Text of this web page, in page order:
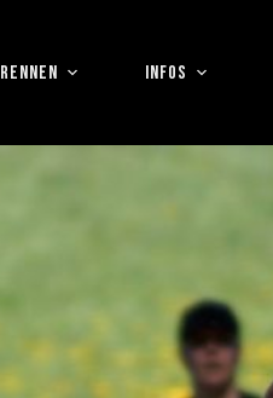
RENNEN INFOS